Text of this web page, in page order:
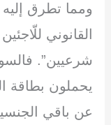
ومما تطرق
القانوني
شرعيين”.
يحملون بطاقة
عن باقي